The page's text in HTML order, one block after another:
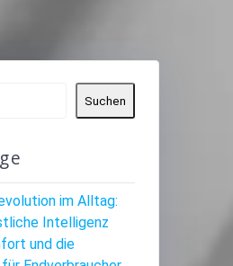
Suchen
im Alltag:
Intelligenz
und die